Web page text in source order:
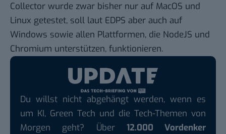
Collector wurde zwar bisher nur auf MacOS und
Linux getestet, soll laut EDPS aber auch auf
Windows sowie allen Plattformen, die NodeJS und
Chromium unterstützen, funktionieren.
Du willst nicht abgehängt werden, wenn es
um KI, Green Tech und die Tech-Themen von
Morgen geht? Über 12.000 Vordenker